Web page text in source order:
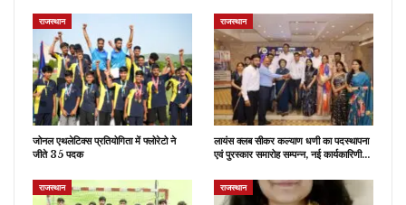
राजस्थान
जोनल एथलेटिक्स प्रतियोगिता में फ्लोरेटो ने
जीते 35 पदक
राजस्थान
लायंस क्लब सीकर कल्याण धणी का पदस्थापना
एवं पुरस्कार समारोह सम्पन्न, नई कार्यकारिणी…
राजस्थान राजस्थान